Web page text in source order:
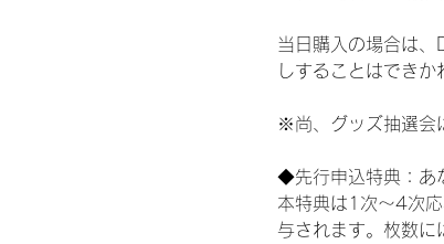
当日購入の場合は
しすることはできか
※尚、グッズ抽選会
◆先行申込特典：あ
本特典は1次〜4次
与されます。枚数に